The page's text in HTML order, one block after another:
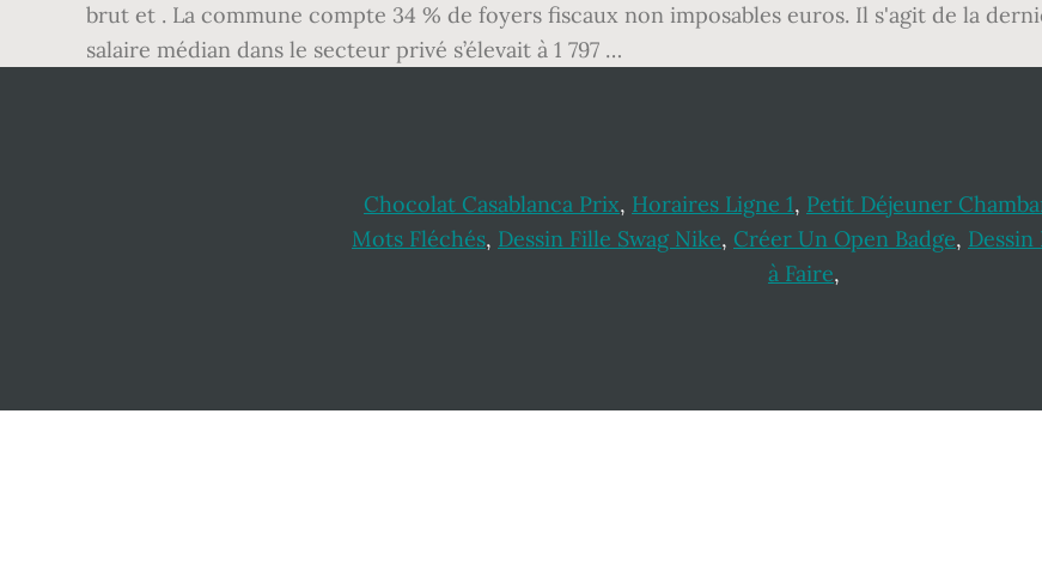
brut et . La commune compte 34 % de foyers fiscaux non imposables euros. Il s'agit de la
salaire médian dans le secteur privé s’élevait à 1 797 …
Chocolat Casablanca Prix, Horaires Ligne 1, Petit Déjeuner
Mots Fléchés, Dessin Fille Swag Nike, Créer Un Open Badge, Dessin
à Faire,